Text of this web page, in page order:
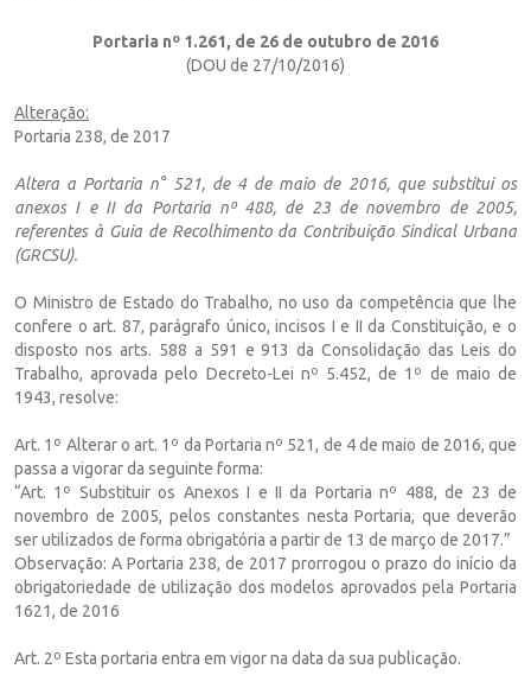
Portaria nº 1.261, de 26 de outubro de 2016
(DOU de 27/10/2016)
Alteração:
Portaria 238, de 2017
Altera a Portaria n° 521, de 4 de maio de 2016, que substitui os
anexos I e II da Portaria nº 488, de 23 de novembro de 2005,
referentes à Guia de Recolhimento da Contribuição Sindical Urbana
(GRCSU).
O Ministro de Estado do Trabalho, no uso da competência que lhe
confere o art. 87, parágrafo único, incisos I e II da Constituição, e o
disposto nos arts. 588 a 591 e 913 da Consolidação das Leis do
Trabalho, aprovada pelo Decreto-Lei nº 5.452, de 1º de maio de
1943, resolve:
Art. 1º Alterar o art. 1º da Portaria nº 521, de 4 de maio de 2016, que
passa a vigorar da seguinte forma:
“Art. 1º Substituir os Anexos I e II da Portaria nº 488, de 23 de
novembro de 2005, pelos constantes nesta Portaria, que deverão
ser utilizados de forma obrigatória a partir de 13 de março de 2017.”
Observação: A Portaria 238, de 2017 prorrogou o prazo do início da
obrigatoriedade de utilização dos modelos aprovados pela Portaria
1621, de 2016
Art. 2º Esta portaria entra em vigor na data da sua publicação.